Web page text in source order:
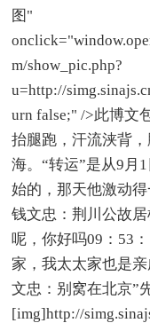
图"
m/show_pic.php?
u=http://
urn false;" />此博文
抬腿跑，汗流浃背
海。“转运”是从9月
始的，那天他激动得
钱文忠：荆川公故
呢，你好吗09：53
家，我太太家也是
文忠：别窝在北京
[img]http://